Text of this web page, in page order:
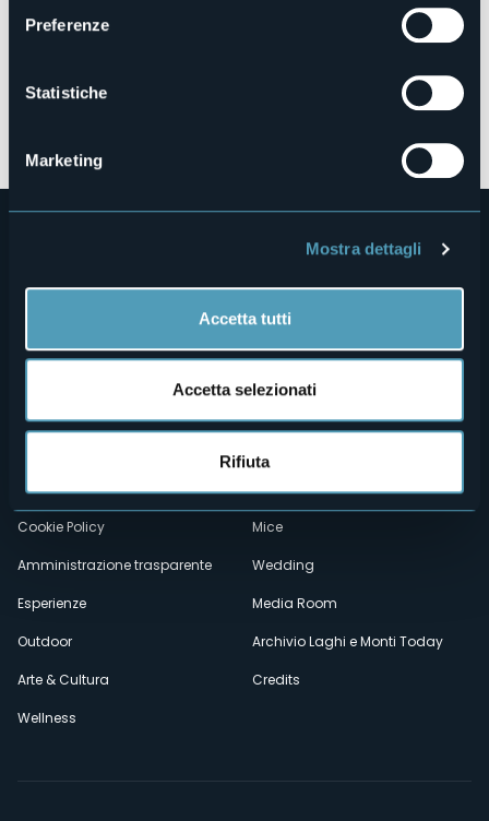
Preferenze
Statistiche
Marketing
Mostra dettagli
Accetta tutti
Accetta selezionati
Rifiuta
secondario
Privacy
Cookie Policy
Amministrazione trasparente
Esperienze
Outdoor
Arte & Cultura
Wellness
Ospitalità
Mice
Wedding
Media Room
Archivio Laghi e Monti Today
Credits